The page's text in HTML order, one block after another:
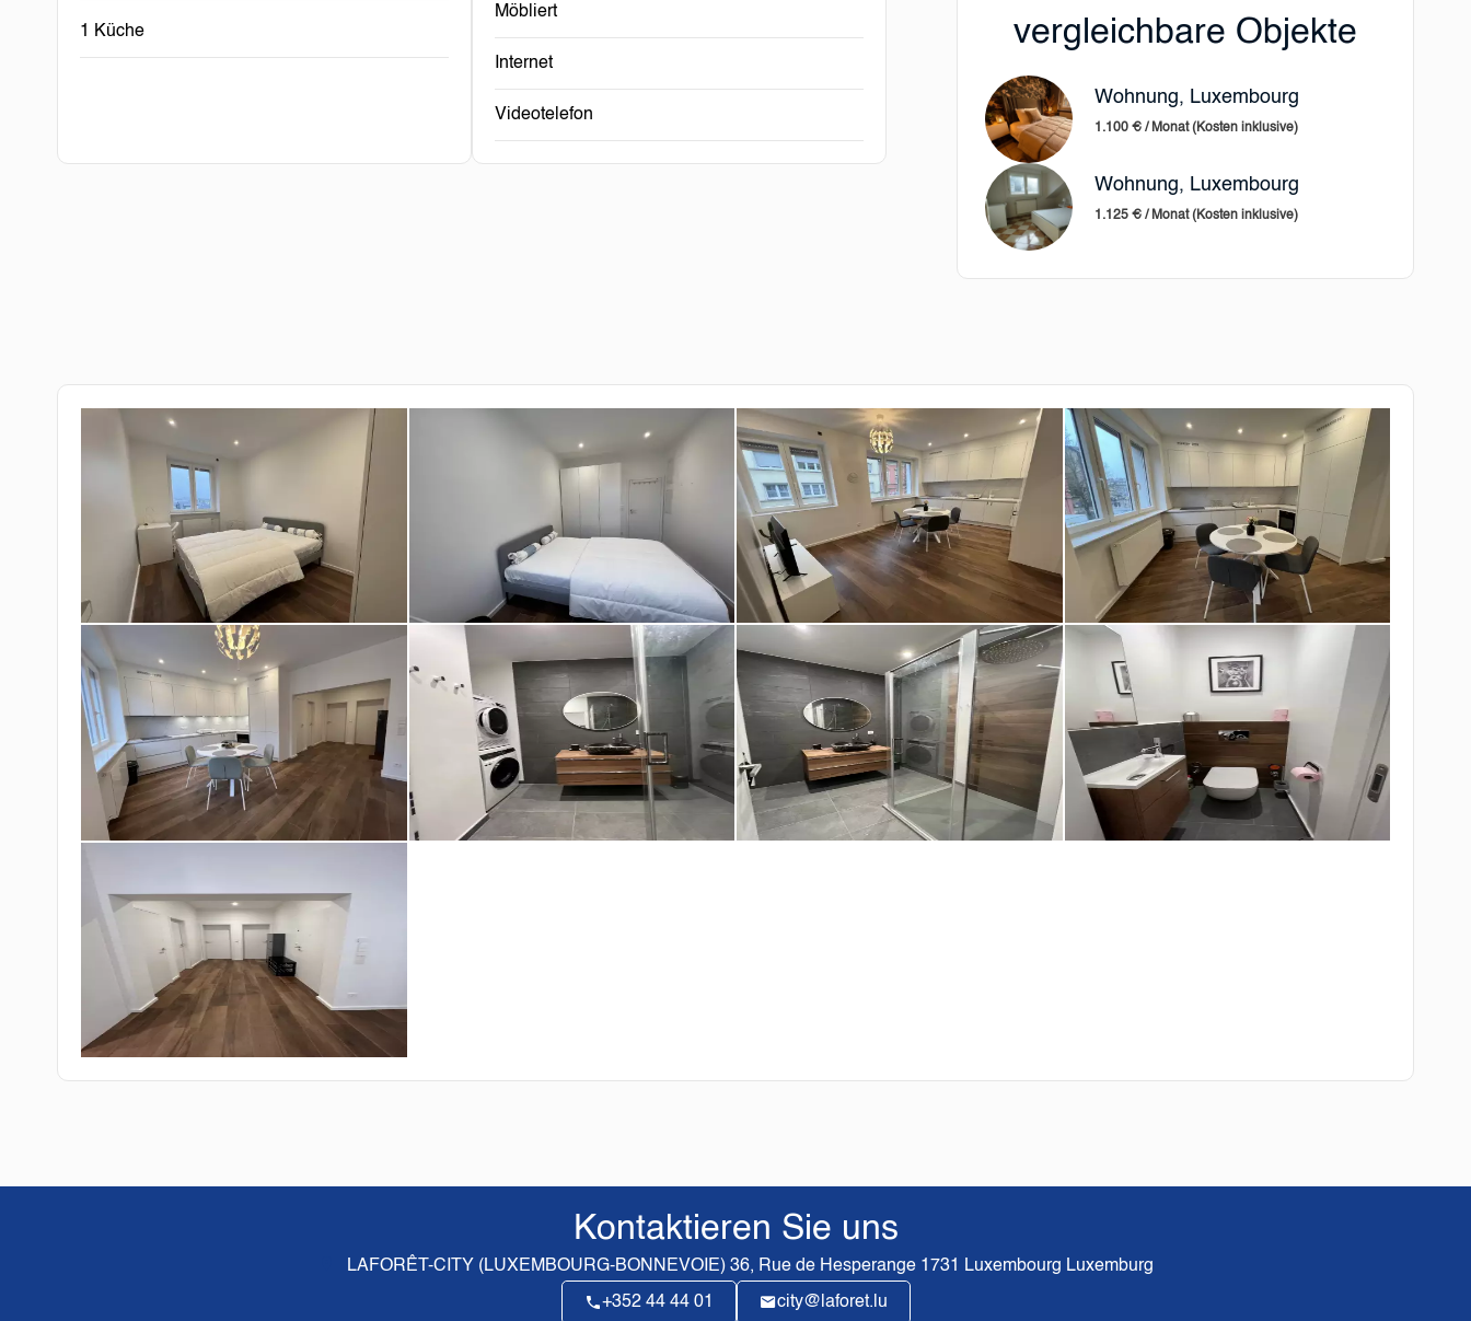
1 Küche
Möbliert
Internet
Videotelefon
vergleichbare Objekte
Wohnung, Luxembourg
1.100 € / Monat (Kosten inklusive)
Wohnung, Luxembourg
1.125 € / Monat (Kosten inklusive)
Kontaktieren Sie uns
LAFORÊT-CITY (LUXEMBOURG-BONNEVOIE)36, Rue de Hesperange 1731 Luxembourg Luxemburg
+352 44 44 01 city@laforet.lu